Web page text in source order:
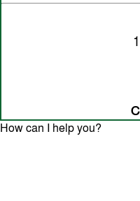
How can I help you?